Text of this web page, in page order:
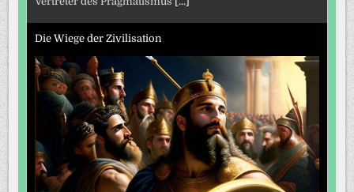
Die Wiege der Zivilisation